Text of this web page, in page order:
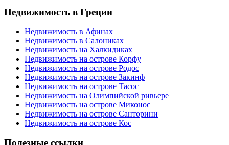
Недвижимость в Греции
Недвижимость в Афинах
Недвижимость в Салониках
Недвижимость на Халкидиках
Недвижимость на острове Корфу
Недвижимость на острове Родос
Недвижимость на острове Закинф
Недвижимость на острове Тасос
Недвижимость на Олимпийской ривьере
Недвижимость на острове Миконос
Недвижимость на острове Санторини
Недвижимость на острове Кос
Полезные ссылки